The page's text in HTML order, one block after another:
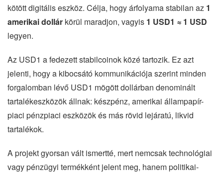
kötött digitális eszköz. Célja, hogy árfolyama stabilan az 1
amerikai dollár körül maradjon, vagyis 1 USD1 ≈ 1 USD
legyen.
Az USD1 a fedezett stabilcoinok közé tartozik. Ez azt
jelenti, hogy a kibocsátó kommunikációja szerint minden
forgalomban lévő USD1 mögött dollárban denominált
tartalékeszközök állnak: készpénz, amerikai állampapír-
piaci pénzpiaci eszközök és más rövid lejáratú, likvid
tartalékok.
A projekt gyorsan vált ismertté, mert nemcsak technológiai
vagy pénzügyi termékként jelent meg, hanem politikai-